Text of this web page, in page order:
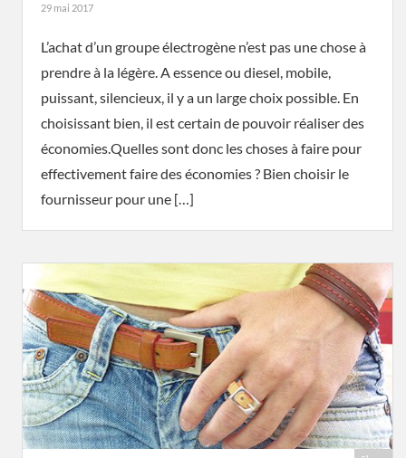
29 mai 2017
L’achat d’un groupe électrogène n’est pas une chose à
prendre à la légère. A essence ou diesel, mobile,
puissant, silencieux, il y a un large choix possible. En
choisissant bien, il est certain de pouvoir réaliser des
économies.Quelles sont donc les choses à faire pour
effectivement faire des économies ? Bien choisir le
fournisseur pour une […]